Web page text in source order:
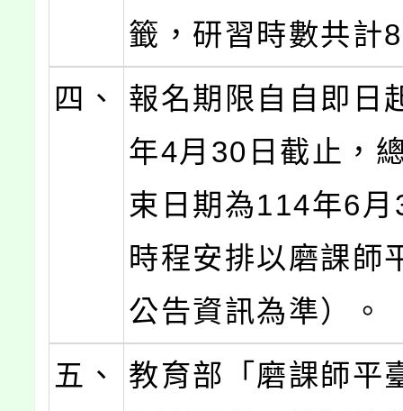
籤，研習時數共計
四、
報名期限自自即日
年4月30日截止，
束日期為114年6
時程安排以磨課師
公告資訊為準）。
五、
教育部「磨課師平